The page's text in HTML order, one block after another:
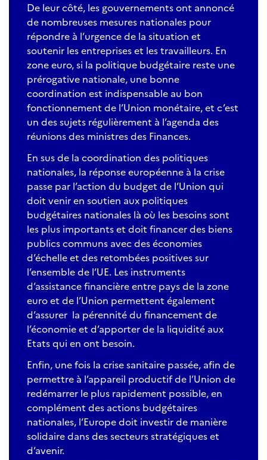
De leur côté, les gouvernements ont annoncé
de nombreuses mesures nationales pour
répondre à l’urgence de la situation et
soutenir les entreprises et les travailleurs. En
zone euro, si la politique budgétaire reste une
prérogative nationale, une bonne
coordination est indispensable au bon
fonctionnement de l’Union monétaire, et c’est
un des sujets régulièrement à l’agenda des
réunions des ministres des Finances.
En sus de la coordination des politiques
nationales, la réponse européenne à la crise
passe par l’action du budget de l’Union qui
doit venir en soutien aux politiques
budgétaires nationales là où les besoins sont
les plus importants et doit financer des biens
publics communs avec des économies
d’échelle et des retombées positives sur
l’ensemble de l’UE. Les instruments
d’assistance financière entre pays de la zone
euro et de l’Union permettent également
d’assurer la pérennité du financement de
l’économie et d’apporter de la liquidité aux
Etats qui en ont besoin.
Enfin, une fois la crise sanitaire passée, afin de
permettre à l’appareil productif de l’Union de
redémarrer le plus rapidement possible, en
complément des actions budgétaires
nationales, l’Europe doit investir de manière
solidaire dans des secteurs stratégiques et
d’avenir.